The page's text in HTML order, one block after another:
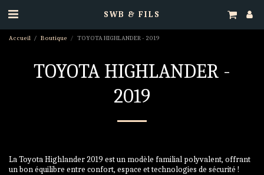
SWB & FILS
Accueil Boutique TOYOTA HIGHLANDER - 2019
TOYOTA HIGHLANDER -
2019
La Toyota Highlander 2019 est un modèle familial polyvalent, offrant
un bon équilibre entre confort, espace et technologies de sécurité !